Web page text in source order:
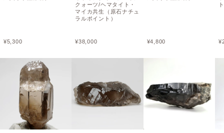
¥5,300
クォーツ/ヘマタイト・
マイカ共生（原石ナチュ
ラルポイント）
¥38,000 ¥4,800 ¥